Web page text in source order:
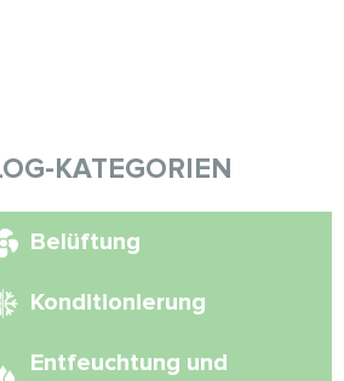
KATEGORIEN
Belüftung
Konditionierung
Entfeuchtung und